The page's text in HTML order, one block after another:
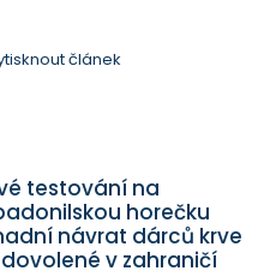
článek
testování na
horečku
návrat dárců krve
v zahraničí